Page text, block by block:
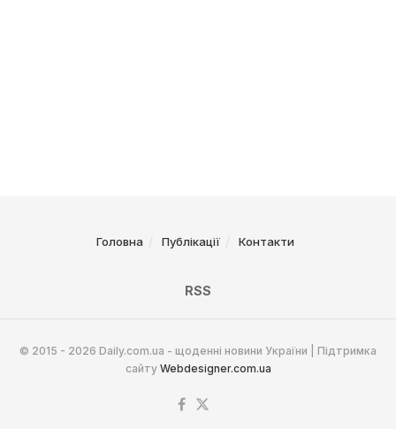
Головна Публікації Контакти
RSS
© 2015 - 2026 Daily.com.ua - щоденні новини України | Підтримка
сайту Webdesigner.com.ua